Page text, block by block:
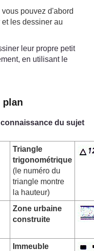
pouvez d'abord
les dessiner au
leur propre petit
en utilisant le
plan
du sujet
Triangle
trigonométrique
(le numéro du
triangle montre
la hauteur)
Zone urbaine
construite
Immeuble